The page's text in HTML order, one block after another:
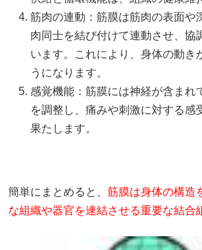
筋肉の連動：筋膜は筋肉の表面や
肉同士を結び付けて連動させ、協
います。これにより、身体の動き
うになります。
感覚機能：筋膜には神経が含まれ
を調整し、痛みや刺激に対する感
果たします。
簡単にまとめると、 筋膜は身体の構造
な組織や器官を連結させる重要な結合